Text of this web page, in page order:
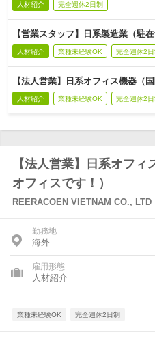
人材紹介 完全週休2日制
【営業スタッフ】日系製造業（駐
人材紹介 業種未経験OK 完全週休2日
【法人営業】日系オフィス機器（
人材紹介 業種未経験OK 完全週休2日
【法人営業】日系オフ
オフィスです！）
REERACOEN VIETNAM CO., LTD
勤務地
海外
雇用形態
人材紹介
業種未経験OK 完全週休2日制